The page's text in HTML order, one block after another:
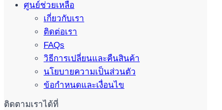
ศูนย์ช่วยเหลือ
เกี่ยวกับเรา
ติดต่อเรา
FAQs
วิธีการเปลี่ยนและคืนสินค้า
นโยบายความเป็นส่วนตัว
ข้อกำหนดและเงื่อนไข
ติดตามเราได้ที่